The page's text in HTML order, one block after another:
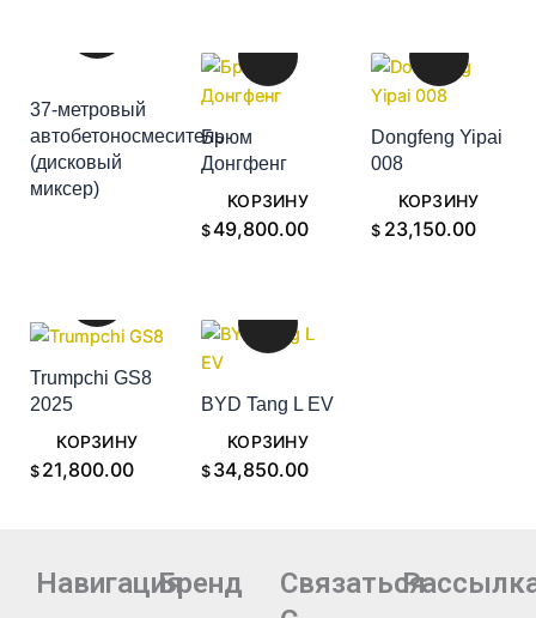
37-метровый
автобетоносмеситель
(дисковый
миксер)
ДОБАВИТЬ В
КОРЗИНУ
Брюм
Донгфенг
$49,800.00
ДОБАВИТЬ В
КОРЗИНУ
Dongfeng Yipai
008
$ 23,150.00
ДОБАВИТЬ В
КОРЗИНУ
Trumpchi GS8
2025
$ 21,800.00
ДОБАВИТЬ В
КОРЗИНУ
BYD Tang L EV
$ 34,850.00
ДОБАВИТЬ В
КОРЗИНУ
НавигацияБренд
Связаться